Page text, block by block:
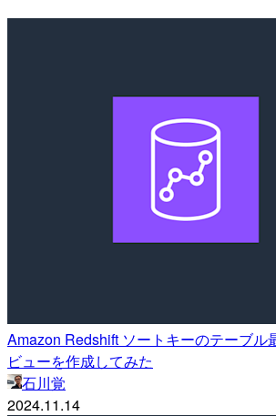
Amazon Redshift ソートキーのテーブル
ビューを作成してみた
石川覚
2024.11.14